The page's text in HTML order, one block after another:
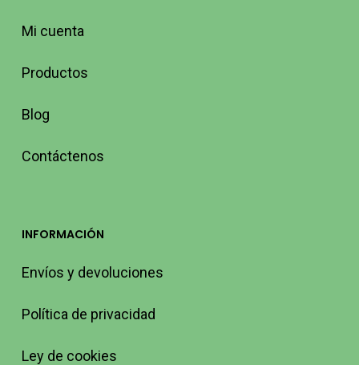
Mi cuenta
Productos
Blog
Contáctenos
INFORMACIÓN
Envíos y devoluciones
Política de privacidad
Ley de cookies